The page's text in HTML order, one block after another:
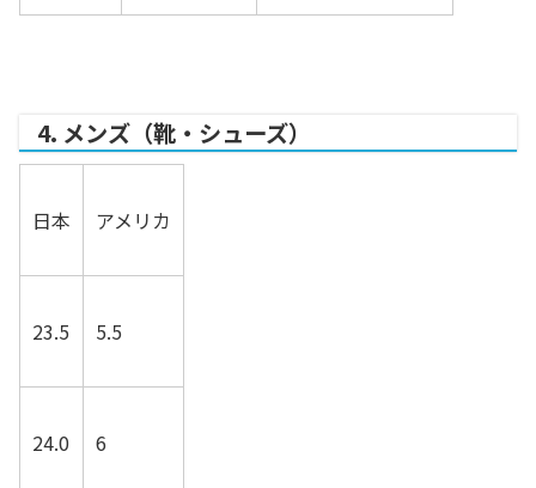
4. メンズ（靴・シューズ）
日本 アメリカ
23.5 5.5
24.0 6